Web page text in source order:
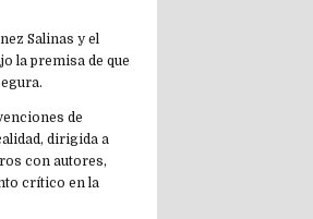
Salinas y el
la premisa de que
de
dirigida a
con autores,
crítico en la